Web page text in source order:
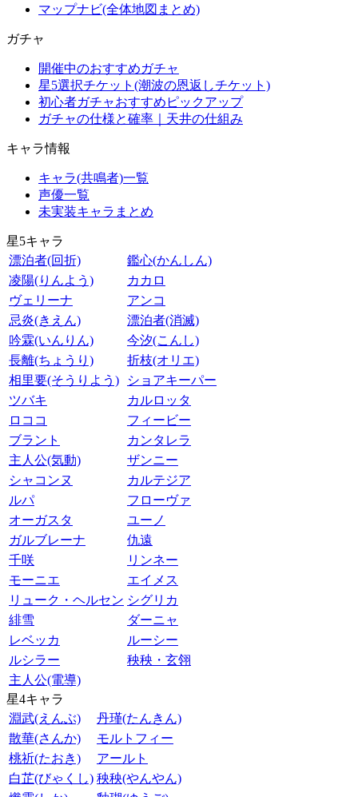
マップナビ(全体地図まとめ)
ガチャ
開催中のおすすめガチャ
星5選択チケット(潮波の恩返しチケット)
初心者ガチャおすすめピックアップ
ガチャの仕様と確率｜天井の仕組み
キャラ情報
キャラ(共鳴者)一覧
声優一覧
未実装キャラまとめ
星5キャラ
漂泊者(回折)
鑑心(かんしん)
凌陽(りんよう)
カカロ
ヴェリーナ
アンコ
忌炎(きえん)
漂泊者(消滅)
吟霖(いんりん)
今汐(こんし)
長離(ちょうり)
折枝(オリエ)
相里要(そうりよう)
ショアキーパー
ツバキ
カルロッタ
ロココ
フィービー
ブラント
カンタレラ
主人公(気動)
ザンニー
シャコンヌ
カルテジア
ルパ
フローヴァ
オーガスタ
ユーノ
ガルブレーナ
仇遠
千咲
リンネー
モーニエ
エイメス
リューク・ヘルセン シグリカ
緋雪
ダーニャ
レベッカ
ルーシー
ルシラー
秧秧・玄翎
主人公(電導)
星4キャラ
淵武(えんぶ)
丹瑾(たんきん)
散華(さんか)
モルトフィー
桃祈(たおき)
アールト
白芷(びゃくし) 秧秧(やんやん)